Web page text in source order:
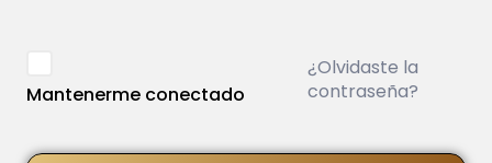
Mantenerme conectado
¿Olvidaste la
contraseña?